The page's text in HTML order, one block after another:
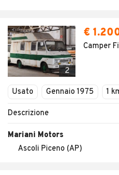
Moto
Camper
Veicoli Commerciali
Concessionari